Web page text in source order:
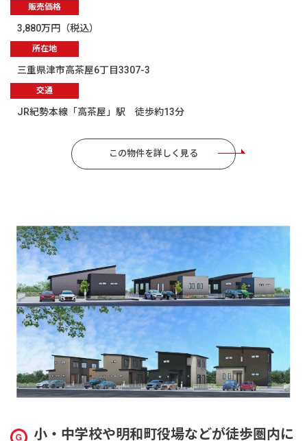
販売価格
3,880万円（税込）
所在地
三重県津市高茶屋6丁目3307-3
交通
JR紀勢本線「高茶屋」駅 徒歩約13分
この物件を詳しく見る
小・中学校や明和町役場などが徒歩圏内に